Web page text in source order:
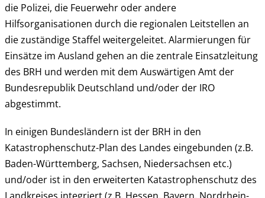
die Polizei, die Feuerwehr oder andere
Hilfsorganisationen durch die regionalen Leitstellen an
die zuständige Staffel weitergeleitet. Alarmierungen für
Einsätze im Ausland gehen an die zentrale Einsatzleitung
des BRH und werden mit dem Auswärtigen Amt der
Bundesrepublik Deutschland und/oder der IRO
abgestimmt.
In einigen Bundesländern ist der BRH in den
Katastrophenschutz-Plan des Landes eingebunden (z.B.
Baden-Württemberg, Sachsen, Niedersachsen etc.)
und/oder ist in den erweiterten Katastrophenschutz des